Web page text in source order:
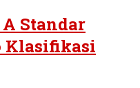
Standar
Klasifikasi